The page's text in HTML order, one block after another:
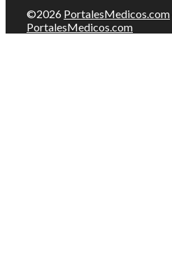
©2026 PortalesMedicos.com
PortalesMedicos.com